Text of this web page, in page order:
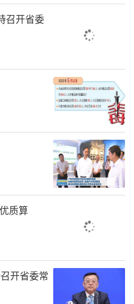
门迅速联动，推
活动，全网传播量
演”到“玩转山
起的新风尚，让文
接。这背后，是我省
文”，将文旅产业作
远见。
的“留量”工程。我
创造可体验、可消
，夜晚的酒吧与文艺
力。美食是非遗，
文旅厅发布的5条非
与云冈石窟、晋东
联，以“美食+非遗
味蕾与心灵。这类创
召开省委
质算
开省委常